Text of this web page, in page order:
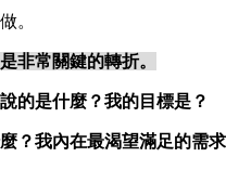
。
非常關鍵的轉折。
的是什麼？我的目標是？
？我內在最渴望滿足的需求